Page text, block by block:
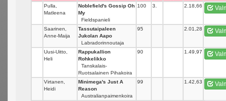
Pulla,
Matleena
Noblefield's Gossip Oh
My
Fieldspanieli
100 3. 2.18,66
Saarinen,
Anne-Maija
Tassutaipaleen
Jukolan Aapo
Labradorinnoutaja
95 2.01,28
Uusi-Uitto,
Heli
Rappukallion
Rohkelikko
Tanskalais-
Ruotsalainen Pihakoira
90 1.49,97
Virtanen,
Heidi
Minimega's Just A
Reason
Australianpaimenkoira
99 1.42,63